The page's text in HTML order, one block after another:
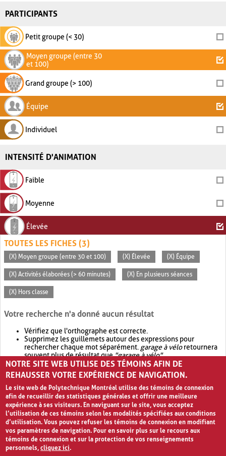
PARTICIPANTS
Petit groupe (< 30)
Moyen groupe (entre 30
et 100)
Grand groupe (> 100)
Équipe
Individuel
INTENSITÉ D'ANIMATION
Faible
Moyenne
Élevée
TOUTES LES FICHES (3)
(X) Moyen groupe (entre 30 et 100) (X) Élevée (X) Équipe
(X) Activités élaborées (> 60 minutes) (X) En plusieurs séances
(X) Hors classe
Votre recherche n'a donné aucun résultat
Vérifiez que l'orthographe est correcte.
Supprimez les guillemets autour des expressions pour
rechercher chaque mot séparément. garage à véloretournera
souvent plus de résultat que"garage à vélo".
Envisagez d'élargir votre recherche avec OR.garage OR vélo
retournera souvent plus de résultat quegarage à vélo
NOTRE SITE WEB UTILISE DES TÉMOINS AFIN DE
REHAUSSER VOTRE EXPÉRIENCE DE NAVIGATION.
Le site web de Polytechnique Montréal utilise des témoins de connexion
afin de recueillir des statistiques générales et offrir une meilleure
expérience à ses visiteurs. En naviguant sur le site, vous acceptez
l’utilisation de ces témoins selon les modalités spécifiées aux conditions
d’utilisation. Vous pouvez refuser les témoins de connexion en modifiant
vos paramètres de navigation. Pour en savoir plus sur le recours aux
témoins de connexion et sur la protection de vos renseignements
personnels,cliquez ici.